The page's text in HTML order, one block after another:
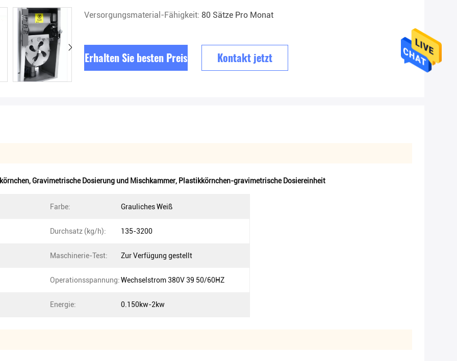
Versorgungsmaterial-Fähigkeit: 80 Sätze Pro Monat
Erhalten Sie besten Preis Kontakt jetzt
,Gravimetrische Dosierung und Mischkammer, Plastikkörnchen-gravimetrische Dosiereinheit
Farbe: Grauliches Weiß
Durchsatz (kg/h): 135-3200
Maschinerie-Test: Zur Verfügung gestellt
Operationsspannung:Wechselstrom 380V 39 50/60HZ
Energie: 0.150kw-2kw